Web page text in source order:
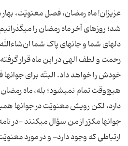
عزیزان! ماه رمضان، فصل معنویّت، بهار
شد؛ روزهای آخر ماه رمضان را
دلهای شما و جانهای پاک شما
رحمت و لطف الهی در این ماه قرار
خودش را خواهد داد. البتّه برای
هیچ‌وقت تمام نمیشود؛ بله، ماه
دارد، لکن رویش معنویّت در جوانها
جوانها مکرّر از من سؤال میکنند -در
ارتباطی که وجود دارد- و در مورد